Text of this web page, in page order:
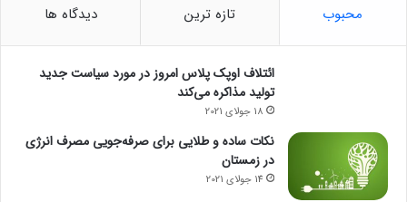
ت
محبوب تازه ترین دیدگاه ها
ائتلاف اوپک پلاس امروز در مورد سیاست جدید
تولید مذاکره می‌کند
18 جولای 2021
نکات ساده و طلایی برای صرفه‌جویی مصرف انرژی
در زمستان
14 جولای 2021